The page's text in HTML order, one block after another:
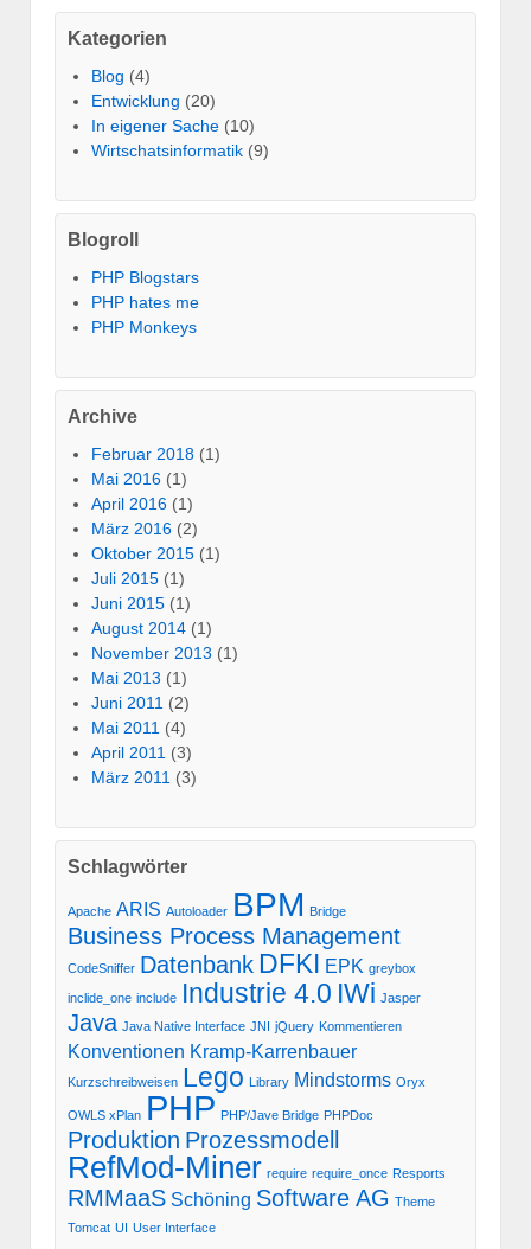
Kategorien
Blog (4)
Entwicklung (20)
In eigener Sache (10)
Wirtschatsinformatik (9)
Blogroll
PHP Blogstars
PHP hates me
PHP Monkeys
Archive
Februar 2018 (1)
Mai 2016 (1)
April 2016 (1)
März 2016 (2)
Oktober 2015 (1)
Juli 2015 (1)
Juni 2015 (1)
August 2014 (1)
November 2013 (1)
Mai 2013 (1)
Juni 2011 (2)
Mai 2011 (4)
April 2011 (3)
März 2011 (3)
Schlagwörter
Apache ARIS Autoloader BPM Bridge
Business Process Management
CodeSniffer Datenbank DFKI EPK greybox
inclide_one include Industrie 4.0 IWi Jasper
Java Java Native Interface JNI jQuery Kommentieren
Konventionen Kramp-Karrenbauer
Kurzschreibweisen Lego Library Mindstorms Oryx
OWLS xPlan PHP PHP/Jave Bridge PHPDoc
Produktion Prozessmodell
RefMod-Miner require require_once Resports
RMMaaS Schöning Software AG Theme
Tomcat UI User Interface